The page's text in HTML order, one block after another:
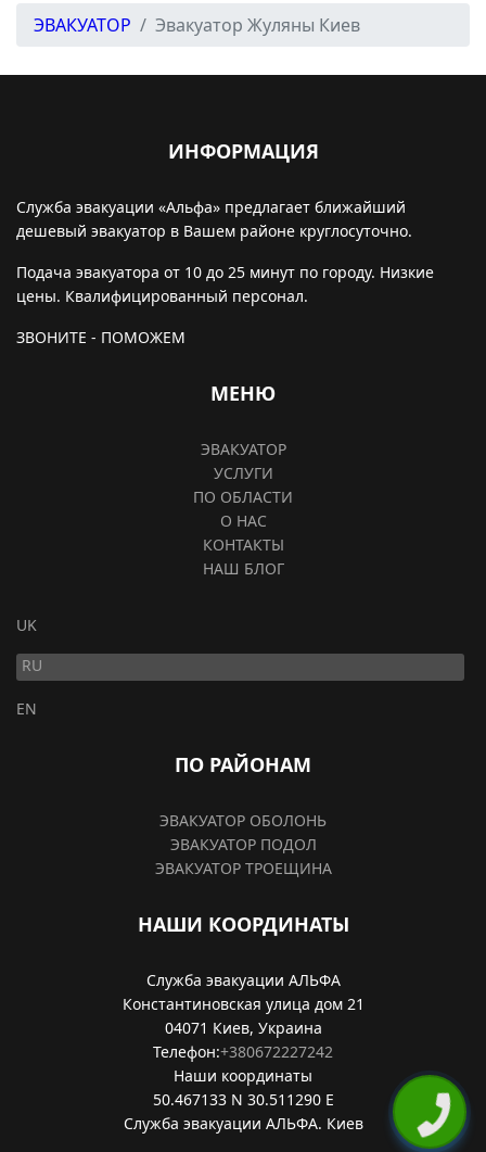
ЭВАКУАТОР Эвакуатор Жуляны Киев
ИНФОРМАЦИЯ
Служба эвакуации «Альфа» предлагает ближайший
дешевый эвакуатор в Вашем районе круглосуточно.
Подача эвакуатора от 10 до 25 минут по городу. Низкие
цены. Квалифицированный персонал.
ЗВОНИТЕ - ПОМОЖЕМ
МЕНЮ
ЭВАКУАТОР
УСЛУГИ
ПО ОБЛАСТИ
О НАС
КОНТАКТЫ
НАШ БЛОГ
Выберите язык
UK
RU
EN
ПО РАЙОНАМ
ЭВАКУАТОР ОБОЛОНЬ
ЭВАКУАТОР ПОДОЛ
ЭВАКУАТОР ТРОЕЩИНА
НАШИ КООРДИНАТЫ
Служба эвакуации АЛЬФА
Константиновская улица дом 21
04071 Киев, Украина
Телефон:+380672227242
Наши координаты
50.467133 N 30.511290 E
Служба эвакуации АЛЬФА. Киев